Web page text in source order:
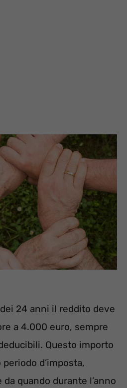
24 anni il reddito deve
a 4.000 euro, sempre
Questo importo
d’imposta,
quando durante l’anno